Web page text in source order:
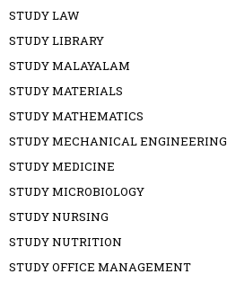
STUDY LAW
STUDY LIBRARY
STUDY MALAYALAM
STUDY MATERIALS
STUDY MATHEMATICS
STUDY MECHANICAL ENGINEERING
STUDY MEDICINE
STUDY MICROBIOLOGY
STUDY NURSING
STUDY NUTRITION
STUDY OFFICE MANAGEMENT